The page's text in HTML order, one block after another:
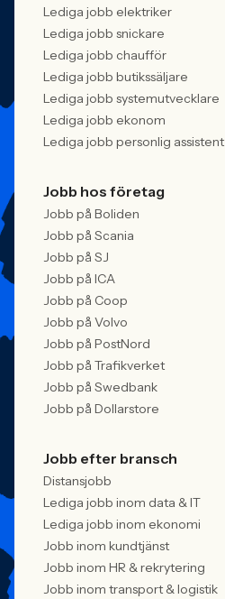
Lediga jobb elektriker
Lediga jobb snickare
Lediga jobb chaufför
Lediga jobb butikssäljare
Lediga jobb systemutvecklare
Lediga jobb ekonom
Lediga jobb personlig assistent
Jobb hos företag
Jobb på Boliden
Jobb på Scania
Jobb på SJ
Jobb på ICA
Jobb på Coop
Jobb på Volvo
Jobb på PostNord
Jobb på Trafikverket
Jobb på Swedbank
Jobb på Dollarstore
Jobb efter bransch
Distansjobb
Lediga jobb inom data & IT
Lediga jobb inom ekonomi
Jobb inom kundtjänst
Jobb inom HR & rekrytering
Jobb inom transport & logistik